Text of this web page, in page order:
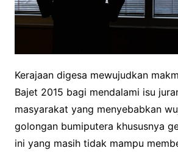
Kerajaan digesa mewujudkan
Bajet 2015 bagi mendalami isu
masyarakat yang menyebabkan
golongan bumiputera khususnya
ini yang masih tidak mampu